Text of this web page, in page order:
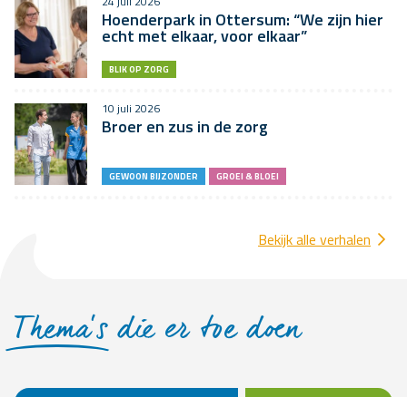
Hoenderpark in Ottersum: “We zijn hier
echt met elkaar, voor elkaar”
BLIK OP ZORG
10 juli 2026
Broer en zus in de zorg
GEWOON BIJZONDER GROEI & BLOEI
Bekijk alle verhalen
Thema’sdie er toe doen